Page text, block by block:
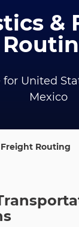
&
United
Mexico
Freight Routing